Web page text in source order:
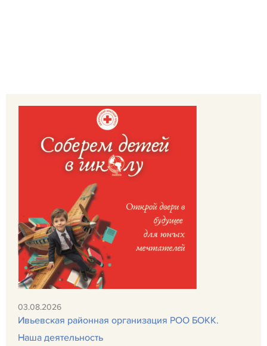
03.08.2026
Ивьевская районная организация РОО БОКК.
Наша деятельность